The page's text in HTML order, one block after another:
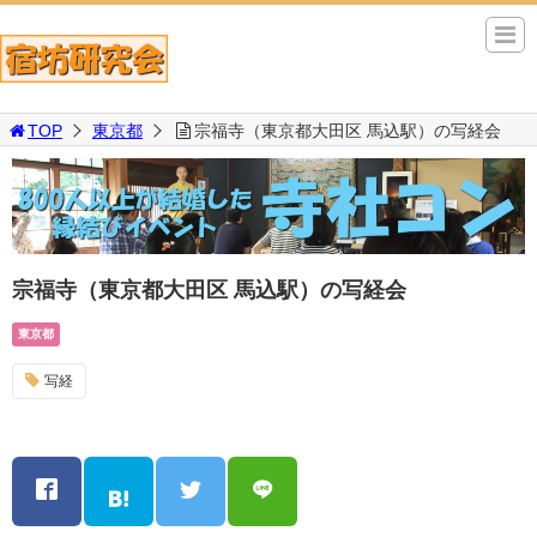
TOP 東京都 宗福寺（東京都大田区 馬込駅）の写経会
宗福寺（東京都大田区 馬込駅）の写経会
東京都
写経